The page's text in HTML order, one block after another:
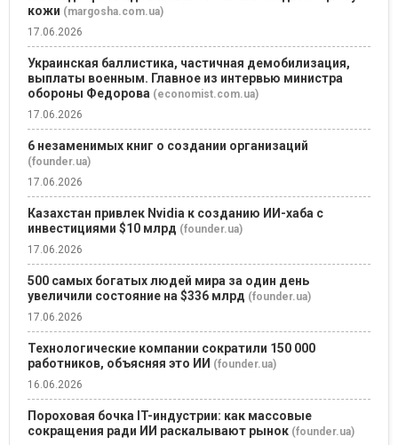
кожи (margosha.com.ua)
17.06.2026
Украинская баллистика, частичная демобилизация,
выплаты военным. Главное из интервью министра
обороны Федорова (economist.com.ua)
17.06.2026
6 незаменимых книг о создании организаций
(founder.ua)
17.06.2026
Казахстан привлек Nvidia к созданию ИИ-хаба с
инвестициями $10 млрд (founder.ua)
17.06.2026
500 самых богатых людей мира за один день
увеличили состояние на $336 млрд (founder.ua)
17.06.2026
Технологические компании сократили 150 000
работников, объясняя это ИИ (founder.ua)
16.06.2026
Пороховая бочка IT-индустрии: как массовые
сокращения ради ИИ раскалывают рынок (founder.ua)